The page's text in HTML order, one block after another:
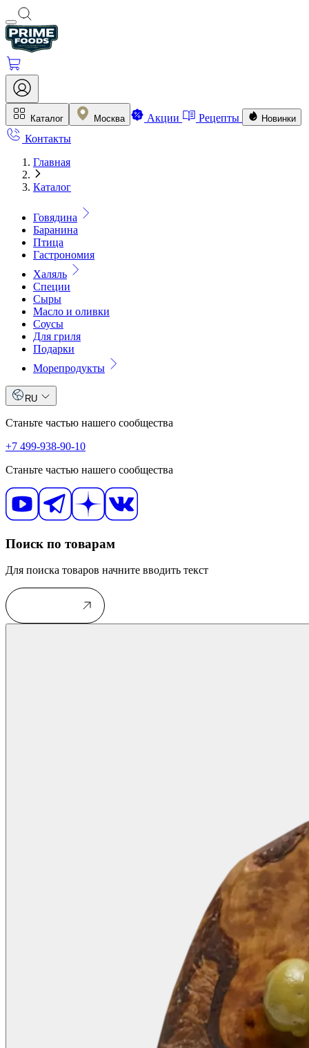
Каталог Москва Акции Рецепты Новинки
Контакты
Главная
Каталог
Говядина
Баранина
Птица
Гастрономия
Халяль
Специи
Сыры
Масло и оливки
Соусы
Для гриля
Подарки
Морепродукты
RU
Станьте частью нашего сообщества
+7 499-938-90-10
Станьте частью нашего сообщества
Поиск по товарам
Для поиска товаров начните вводить текст